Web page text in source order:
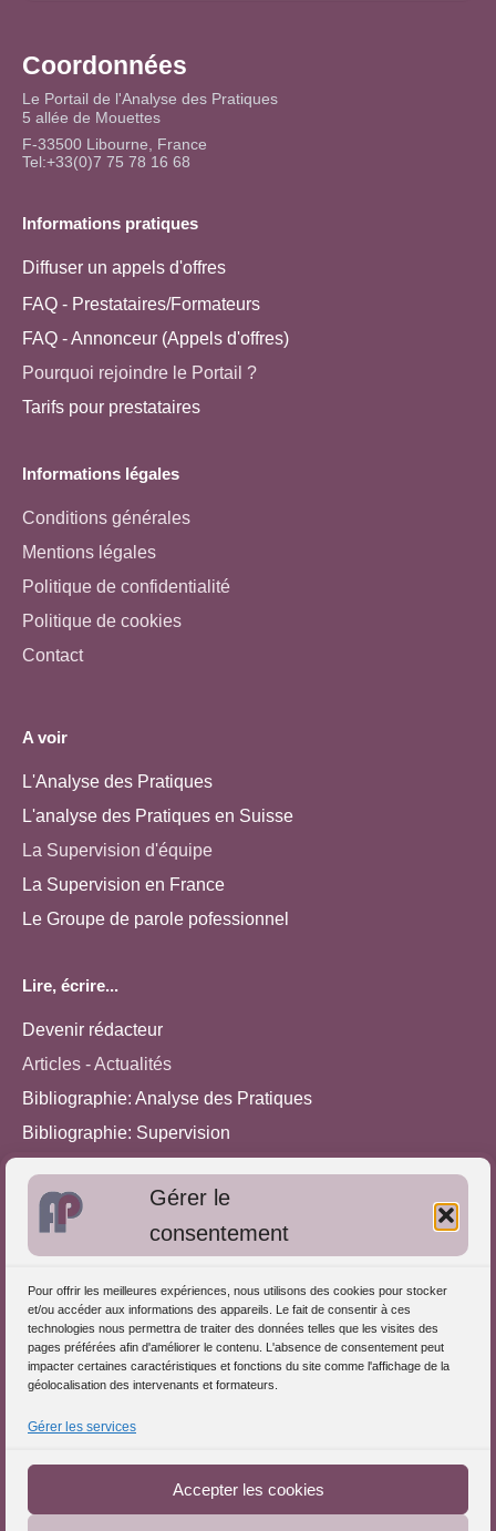
Gérer le
consentement
Pour offrir les meilleures expériences, nous utilisons des cookies pour stocker
et/ou accéder aux informations des appareils. Le fait de consentir à ces
technologies nous permettra de traiter des données telles que les visites des
pages préférées afin d'améliorer le contenu. L'absence de consentement peut
impacter certaines caractéristiques et fonctions du site comme l'affichage de la
géolocalisation des intervenants et formateurs.
Gérer les services
Accepter les cookies
Coordonnées
Le Portail de l'Analyse des Pratiques
5 allée de Mouettes
F-33500 Libourne, France
Tel:+33(0)7 75 78 16 68
Informations pratiques
Diffuser un appels d'offres
FAQ - Prestataires/Formateurs
FAQ - Annonceur (Appels d'offres)
Pourquoi rejoindre le Portail ?
Tarifs pour prestataires
Informations légales
Conditions générales
Mentions légales
Politique de confidentialité
Politique de cookies
Contact
A voir
L'Analyse des Pratiques
L'analyse des Pratiques en Suisse
La Supervision d'équipe
La Supervision en France
Le Groupe de parole pofessionnel
Lire, écrire...
Devenir rédacteur
Articles - Actualités
Bibliographie: Analyse des Pratiques
Bibliographie: Supervision
Approches de l'Analyse des pratiques
S'inscrire dans l'Annuaire
Publiez vos formations
Charte déontologique
Téléchargez le Guide